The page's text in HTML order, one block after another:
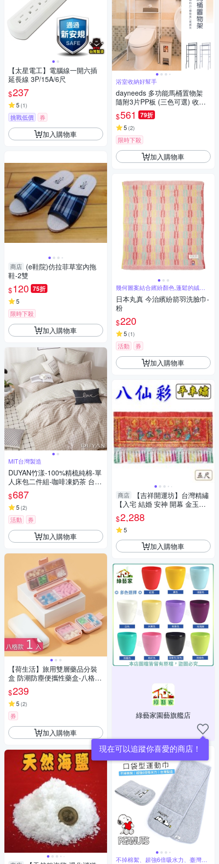
【太星電工】電腦線一開六插
延長線 3P/15A/6尺
$237
5 (1)
挑戰低價 券
加入購物車
商店 (e鞋院)仿拉菲草室內拖
鞋-2雙
$120 75折
5
限時下殺
加入購物車
MIT台灣製造
DUYAN竹漾-100%精梳純棉-單
人床包二件組-咖啡凍奶茶 台灣
製
$687
5 (2)
活動 券
加入購物車
【荷生活】旅用雙層藥品分裝
盒 防潮防塵便攜性藥盒-八格1
入組
$239
5 (2)
券
加入購物車
浴室收納好幫手
dayneeds 多功能馬桶置物架
隨附3片PP板 (三色可選) 收納
架/盥洗收納/浴室架
$561 79折
5 (2)
限時下殺
加入購物車
幾何圖案結合繽紛顏色,蓬鬆的絨毛
線圈設計
日本丸真 今治繽紛箭羽洗臉巾-
粉
$220
5 (1)
活動 券
加入購物車
商店
【吉祥開運坊】台灣精繡
【入宅 結婚 安神 開幕 金玉滿
堂 平繡八仙彩 平車繡 5呎八仙
彩】淨化
$2,288
5
加入購物車
綠藝家園藝旗艦店
現在可以追蹤你喜愛的商店！
不掉棉絮、超強6倍吸水力、臺灣製